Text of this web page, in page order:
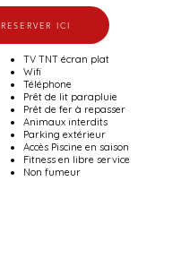
RESERVER ICI
TV TNT écran plat
Wifi
Téléphone
Prêt de lit parapluie
Prêt de fer à repasser
Animaux interdits
Parking extérieur
Accès Piscine en saison
Fitness en libre service
Non fumeur​